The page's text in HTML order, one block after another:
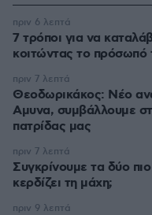
7 τρόποι για να
κοιτώντας το πρόσωπό
πριν 6 λεπτά
Θεοδωρικάκος: Νέο
Αμυνα, συμβάλλουμε
πατρίδας μας
πριν 7 λεπτά
Συγκρίνουμε τα δύο
κερδίζει τη μάχη;
πριν 7 λεπτά
πριν 9 λεπτά